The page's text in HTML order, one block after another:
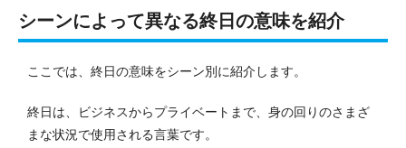
シーンによって異なる終日の意味を紹介
ここでは、終日の意味をシーン別に紹介します。
終日は、ビジネスからプライベートまで、身の回りのさまざ
まな状況で使用される言葉です。